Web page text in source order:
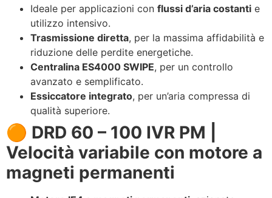
Ideale per applicazioni con flussi d’aria costanti e
utilizzo intensivo.
Trasmissione diretta, per la massima affidabilità e
riduzione delle perdite energetiche.
Centralina ES4000 SWIPE, per un controllo
avanzato e semplificato.
Essiccatore integrato, per un’aria compressa di
qualità superiore.
🟠 DRD 60 – 100 IVR PM |
Velocità variabile con motore a
magneti permanenti